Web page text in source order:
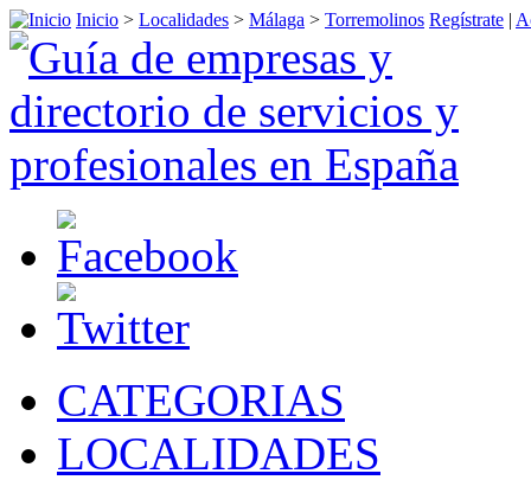
Inicio > Localidades > Málaga > Torremolinos Regístrate |
CATEGORIAS
LOCALIDADES